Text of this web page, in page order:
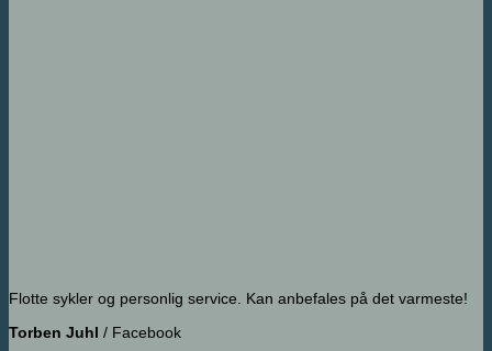
Flotte sykler og personlig service. Kan anbefales på det varmeste!
Torben Juhl / Facebook